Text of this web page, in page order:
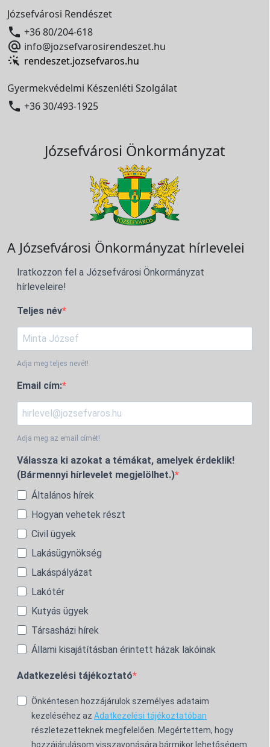
Józsefvárosi Rendészet
 +36 80/204-618
 info@jozsefvarosirendeszet.hu
rendeszet.jozsefvaros.hu
Gyermekvédelmi Készenléti Szolgálat
 +36 30/493-1925
Józsefvárosi Önkormányzat
A Józsefvárosi Önkormányzat hírlevelei
Iratkozzon fel a Józsefvárosi Önkormányzat
hírleveleire!
Teljes név
Adja meg teljes nevét!
Email cím:
Adja meg az email címét!
Válassza ki azokat a témákat, amelyek érdeklik!
(Bármennyi hírlevelet megjelölhet.)
Általános hírek
Hogyan vehetek részt
Civil ügyek
Lakásügynökség
Lakáspályázat
Lakótér
Kutyás ügyek
Társasházi hírek
Állami kisajátításban érintett házak lakóinak
Adatkezelési tájékoztató
Önkéntesen hozzájárulok személyes adataim
kezeléséhez az Adatkezelési tájékoztatóban
részletezetteknek megfelelően. Megértettem, hogy
hozzájárulásom visszavonására bármikor lehetőségem